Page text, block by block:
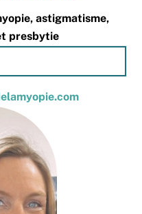
astigmatisme,
presbytie